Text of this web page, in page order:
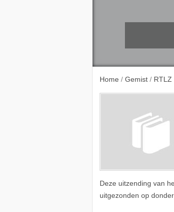
Home / Gemist / RTLZ
Deze uitzending van
uitgezonden op